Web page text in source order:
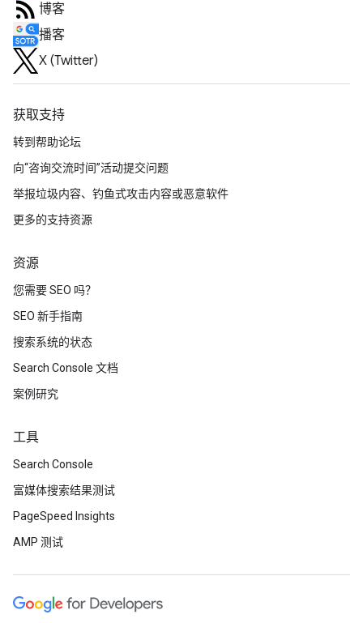
博客
播客
X (Twitter)
获取支持
转到帮助论坛
向“咨询交流时间”活动提交问题
举报垃圾内容、钓鱼式攻击内容或恶意软件
更多的支持资源
资源
您需要 SEO 吗？
SEO 新手指南
搜索系统的状态
Search Console 文档
案例研究
工具
Search Console
富媒体搜索结果测试
PageSpeed Insights
AMP 测试